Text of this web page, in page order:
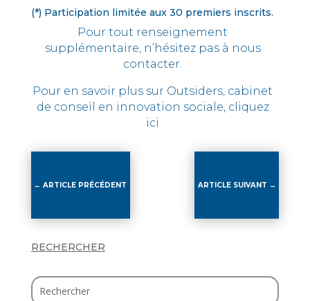
(*) Participation limitée aux 30 premiers inscrits.
Pour tout renseignement
supplémentaire, n’hésitez pas à nous
contacter.
Pour en savoir plus sur Outsiders, cabinet
de conseil en innovation sociale, cliquez
ici
←ARTICLE PRÉCÉDENT ARTICLE SUIVANT →
RECHERCHER